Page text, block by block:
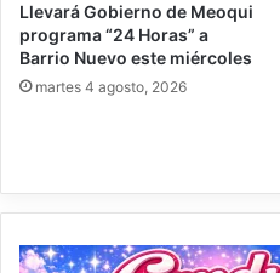
Llevará Gobierno de Meoqui
programa “24 Horas” a
Barrio Nuevo este miércoles
martes 4 agosto, 2026